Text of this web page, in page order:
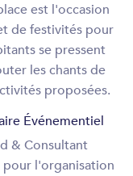
est l'occasion
de festivités pour
se pressent
les chants de
proposées.
Événementiel
& Consultant
l'organisation